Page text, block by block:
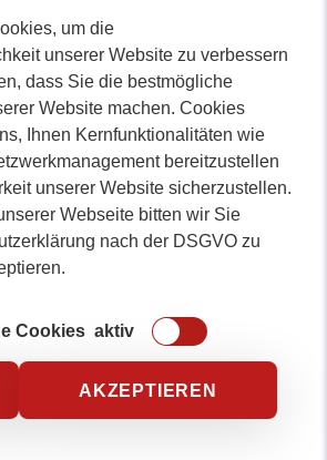
um die
unserer Website zu verbessern
dass Sie die bestmögliche
Website machen. Cookies
Ihnen Kernfunktionalitäten wie
bereitzustellen
unserer Website sicherzustellen.
Webseite bitten wir Sie
nach der DSGVO zu
Cookies aktiv
AKZEPTIEREN
schnacken
durchstarten!
/ 904 8115